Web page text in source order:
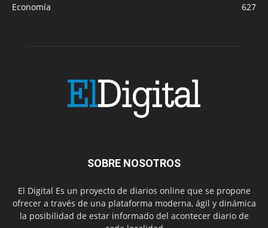
Economía
627
SOBRE NOSOTROS
El Digital Es un proyecto de diarios online que se propone
ofrecer a través de una plataforma moderna, ágil y dinámica
la posibilidad de estar informado del acontecer diario de